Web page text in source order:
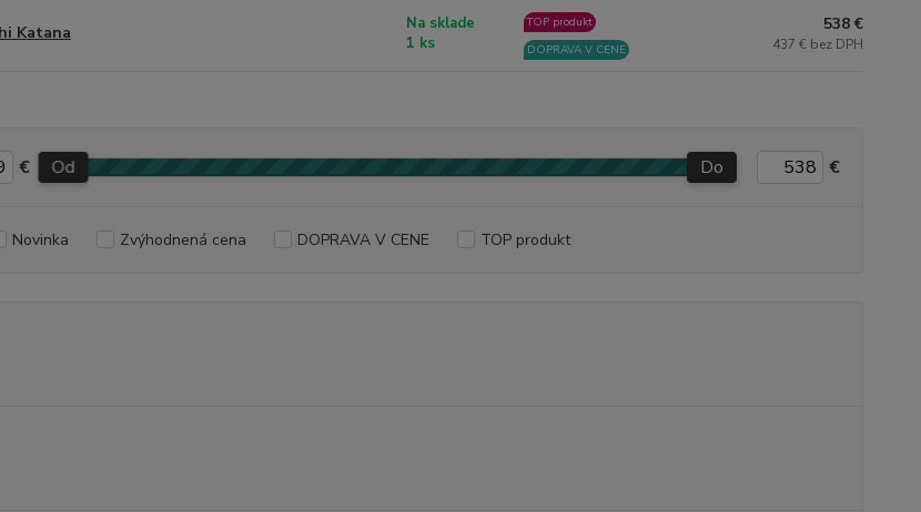
Katana
Na sklade
1 ks
TOP produkt
DOPRAVA V CENE
538 €
437 € bez DPH
€ Od Do €
Novinka Zvýhodnená cena DOPRAVA V CENE TOP produkt